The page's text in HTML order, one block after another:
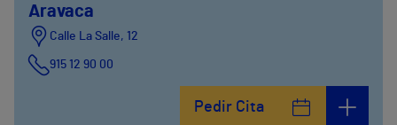
Aravaca
Calle La Salle, 12
915 12 90 00
Pedir Cita